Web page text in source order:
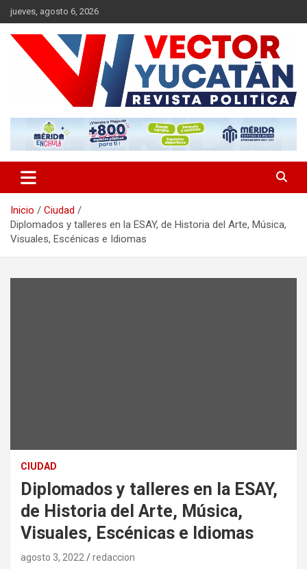
Saltar
al
contenido
jueves, agosto 6, 2026
Vector Yucatán
Inicio
Ciudad
Diplomados y talleres en la ESAY, de Historia del Arte, Música,
Visuales, Escénicas e Idiomas
CIUDAD
Diplomados y talleres en la ESAY,
de Historia del Arte, Música,
Visuales, Escénicas e Idiomas
agosto 3, 2022 redaccion